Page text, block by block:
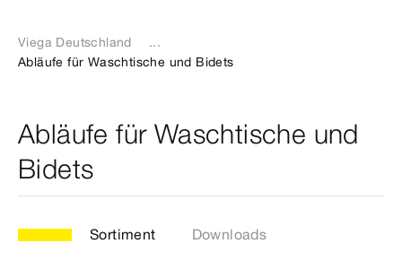
Viega Deutschland
...
Abläufe für Waschtische und Bidets
Abläufe für Waschtische und
Bidets
Sortiment Downloads